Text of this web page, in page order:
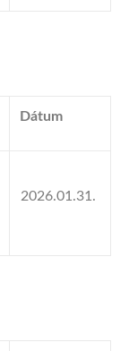
Dátum
2026.01.31.